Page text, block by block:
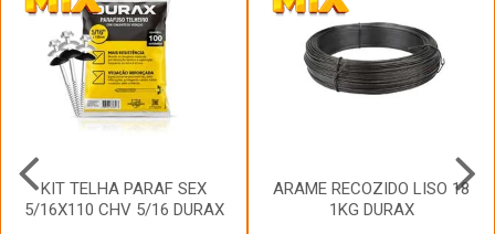
KIT TELHA PARAF SEX
5/16X110 CHV 5/16 DURAX
ARAME RECOZIDO LISO 18
1KG DURAX